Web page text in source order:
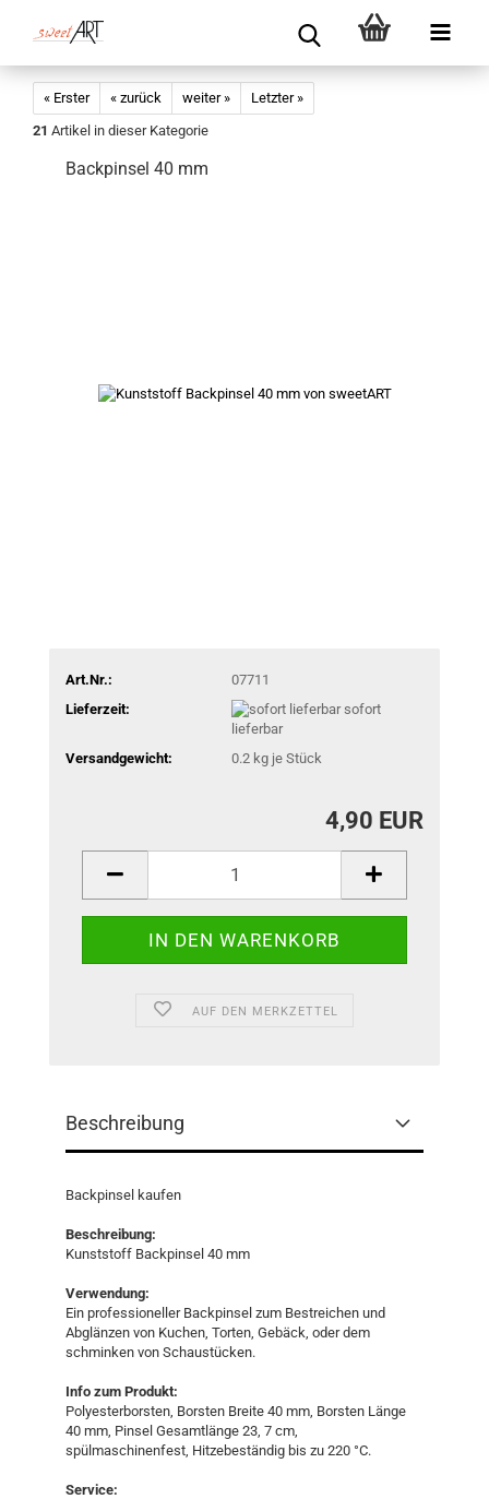
« Erster « zurück weiter »
Letzter »
21 Artikel in dieser Kategorie
Backpinsel 40 mm
Art.Nr.:
07711
Lieferzeit:
sofort
lieferbar
Versandgewicht:
0.2kg je Stück
4,90 EUR
AUF DEN MERKZETTEL
Beschreibung
Backpinsel kaufen
Beschreibung:
Kunststoff Backpinsel 40 mm
Verwendung:
Ein professioneller Backpinsel zum Bestreichen und
Abglänzen von Kuchen, Torten, Gebäck, oder dem
schminken von Schaustücken.
Info zum Produkt:
Polyesterborsten, Borsten Breite 40 mm, Borsten Länge
40 mm, Pinsel Gesamtlänge 23, 7 cm,
spülmaschinenfest, Hitzebeständig bis zu 220 °C.
Service: